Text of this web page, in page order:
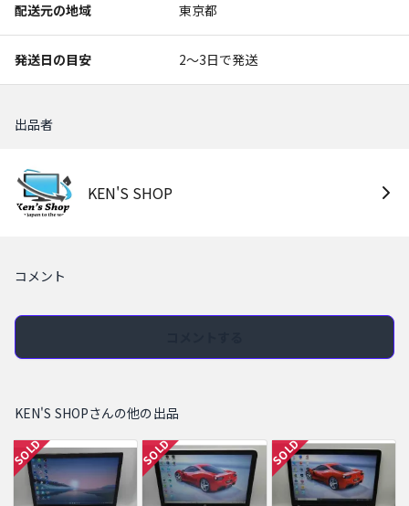
配送元の地域 東京都
発送日の目安 2〜3日で発送
出品者
KEN'S SHOP
コメント
KEN'S SHOPさんの他の出品
SOLD SOLD SOLD